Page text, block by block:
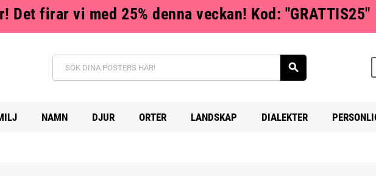
Det firar vi med 25% denna veckan! Kod: "GRATTIS25"
search
NAMN DJUR ORTER LANDSKAP DIALEKTER